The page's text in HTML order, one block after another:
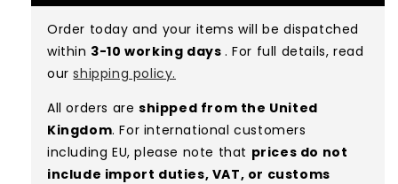
good condition. Some will be defect-free, while
others will show signs of wear. There is no set
ratio between Grade A and Grade B items
included in our bales due to the nature of
used/vintage clothing.
Typical mix:A 80% B 20%(approx.)
Order today and your items will be dispatched
within 3-10 working days. For full details, read
ourshipping policy.
All orders are shipped from the United
Kingdom. For international customers
including EU, please note that prices do not
include import duties, VAT, or customs